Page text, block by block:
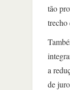
tão
trecho
a
de